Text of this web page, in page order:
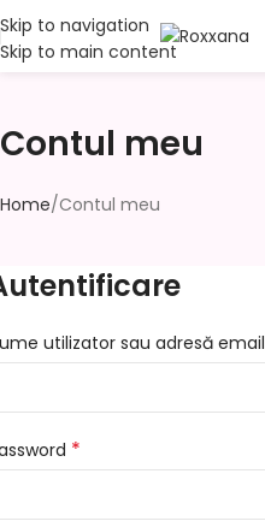
Skip to navigation
Skip to main content
Contul meu
Home Contul meu
utilizator sau adresă email
*